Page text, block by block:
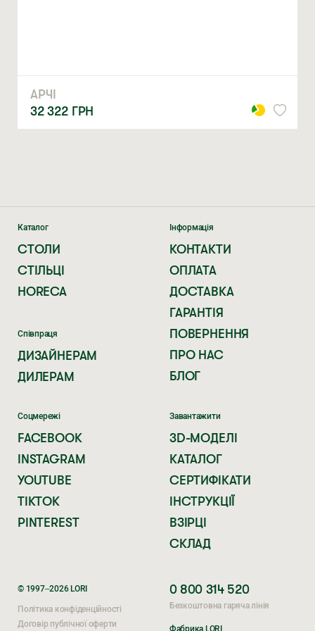
АРЧІ
32 322 ГРН
© 1997–2026 LORI
Політика конфіденційності
Договір публічної оферти
Каталог
СТОЛИ
СТІЛЬЦІ
HORECA
Співпраця
ДИЗАЙНЕРАМ
ДИЛЕРАМ
Інформація
КОНТАКТИ
ОПЛАТА
ДОСТАВКА
ГАРАНТІЯ
ПОВЕРНЕННЯ
ПРО НАС
БЛОГ
Соцмережі
FACEBOOK
INSTAGRAM
YOUTUBE
TIKTOK
PINTEREST
Завантажити
3D-МОДЕЛІ
КАТАЛОГ
СЕРТИФІКАТИ
ІНСТРУКЦІЇ
ВЗІРЦІ
СКЛАД
0 800 314 520
Безкоштовна гаряча лінія
Фабрика LORI